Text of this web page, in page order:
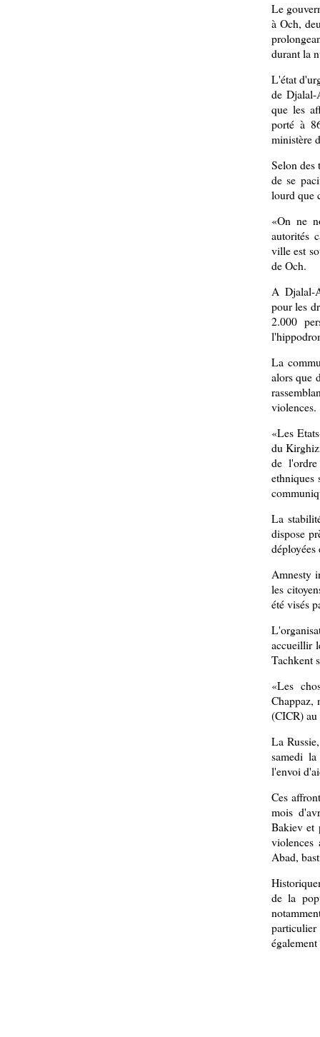
Le
à Och,
durant la
L'état
de Djalal-
que les
porté à
ministère
Selon des
de se
lourd que
«On ne
autorités
ville est
de Och.
A Djalal-
pour les
2.000
La
alors que
violences.
«Les
du
de
ethniques
La
dispose
Amnesty
les
été visés
accueillir
Tachkent
«Les
Chappaz,
(CICR)
La
samedi
l'envoi
Ces
mois
Bakiev et
Abad,
de la